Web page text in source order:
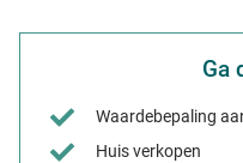
Ga
Waardebepaling
Huis verkopen